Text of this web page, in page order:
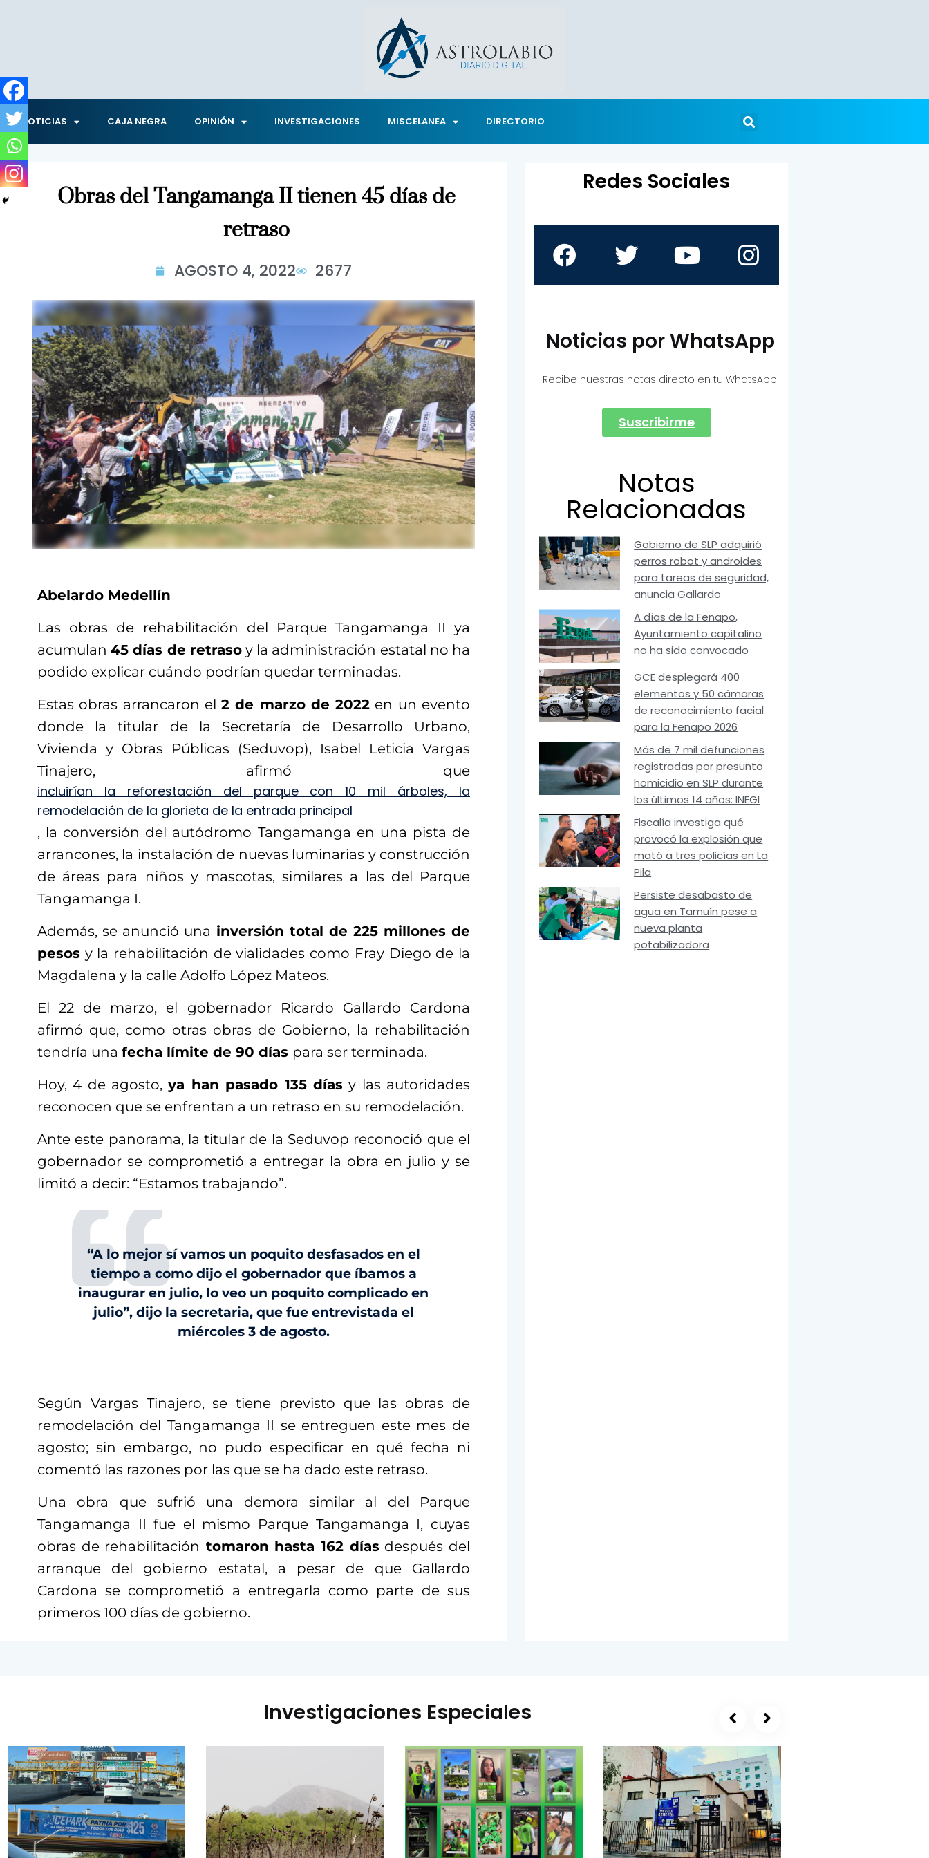
NOTICIAS CAJA NEGRA OPINIÓN INVESTIGACIONES MISCELANEA DIRECTORIO
Obras del Tangamanga II tienen 45 días de
retraso
AGOSTO 4, 2022 2677
Abelardo Medellín
Las obras de rehabilitación del Parque Tangamanga II ya
acumulan45 días de retrasoy la administración estatal no ha
podido explicar cuándo podrían quedar terminadas.
Estas obras arrancaron el2 de marzo de 2022 en un evento
donde la titular de la Secretaría de Desarrollo Urbano,
Vivienda y Obras Públicas (Seduvop), Isabel Leticia Vargas
Tinajero, afirmó que
incluirían la reforestación del parque con 10 mil árboles, la
remodelación de la glorieta de la entrada principal
, la conversión del autódromo Tangamanga en una pista de
arrancones, la instalación de nuevas luminarias y construcción
de áreas para niños y mascotas, similares a las del Parque
Tangamanga I.
Además, se anunció una inversión total de 225 millones de
pesos y la rehabilitación de vialidades como Fray Diego de la
Magdalena y la calle Adolfo López Mateos.
El 22 de marzo, el gobernador Ricardo Gallardo Cardona
afirmó que, como otras obras de Gobierno, la rehabilitación
tendría una fecha límite de 90 días para ser terminada.
Hoy, 4 de agosto,ya han pasado 135 días y las autoridades
reconocen que se enfrentan a un retraso en su remodelación.
Ante este panorama, la titular de la Seduvop reconoció que el
gobernador se comprometió a entregar la obra en julio y se
limitó a decir: “Estamos trabajando”.
“A lo mejor sí vamos un poquito desfasados en el
tiempo a como dijo el gobernador que íbamos a
inaugurar en julio, lo veo un poquito complicado en
julio”, dijo la secretaria, que fue entrevistada el
miércoles 3 de agosto.
Según Vargas Tinajero, se tiene previsto que las obras de
remodelación del Tangamanga II se entreguen este mes de
agosto; sin embargo, no pudo especificar en qué fecha ni
comentó las razones por las que se ha dado este retraso.
Una obra que sufrió una demora similar al del Parque
Tangamanga II fue el mismo Parque Tangamanga I, cuyas
obras de rehabilitación tomaron hasta 162 días después del
arranque del gobierno estatal, a pesar de que Gallardo
Cardona se comprometió a entregarla como parte de sus
primeros 100 días de gobierno.
Redes Sociales
Noticias por WhatsApp
Recibe nuestras notas directo en tu WhatsApp
Suscribirme
Notas
Relacionadas
Gobierno de SLP adquirió
perros robot y androides
para tareas de seguridad,
anuncia Gallardo
A días de la Fenapo,
Ayuntamiento capitalino
no ha sido convocado
GCE desplegará 400
elementos y 50 cámaras
de reconocimiento facial
para la Fenapo 2026
Más de 7 mil defunciones
registradas por presunto
homicidio en SLP durante
los últimos 14 años: INEGI
Fiscalía investiga qué
provocó la explosión que
mató a tres policías en La
Pila
Persiste desabasto de
agua en Tamuín pese a
nueva planta
potabilizadora
Investigaciones Especiales